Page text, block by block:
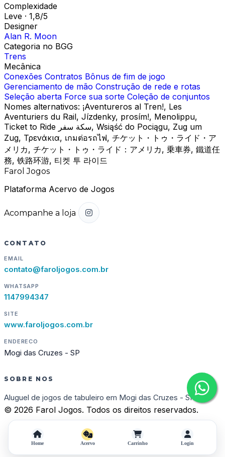
Complexidade
Leve · 1,8/5
Designer
Alan R. Moon
Categoria no BGG
Trens
Mecânica
Conexões Contratos Bônus de fim de jogo
Gerenciamento de mão Construção de rede e rotas
Seleção aberta Force sua sorte Coleção de conjuntos
Nomes alternativos: ¡Aventureros al Tren!, Les
Aventuriers du Rail, Jízdenky, prosím!, Menolippu,
Ticket to Ride سكة سفر, Wsiąść do Pociągu, Zug um
Zug, Τρενάκια, เกมต่อรถไฟ, チケット・トゥ・ライド・ア
メリカ, チケット・トゥ・ライド：アメリカ, 乗車券, 鐵道任
務, 铁路环游, 티켓 투 라이드
Farol Jogos
Plataforma Acervo de Jogos
Acompanhe a loja
CONTATO
EMAIL
contato@faroljogos.com.br
WHATSAPP
1147994347
SITE
www.faroljogos.com.br
ENDERECO
Mogi das Cruzes - SP
SOBRE NOS
Aluguel de jogos de tabuleiro em Mogi das Cruzes - SP
© 2026 Farol Jogos. Todos os direitos reservados.
Home Acervo Carrinho Login